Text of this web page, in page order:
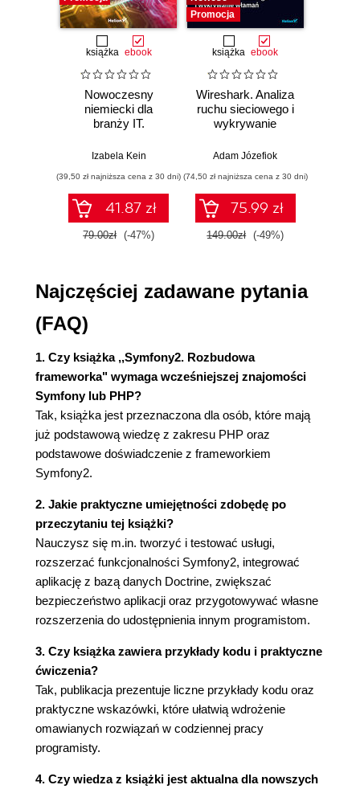
Rozdział 2. Polecenia i szablony (33)
Polecenia (33)
Początkowa sytuacja (33)
(34)
Testowanie polecenia (37)
Twig (40)
Zarządzanie skryptami (41)
Testowanie rozszerzenia Twig (43)
Filtr różnicy czasowej (44)
Podsumowanie (45)
Element wejściowy dla współrzędnych
Podstawowa konfiguracja (49)
Przekształcanie danych (54)
Formularze wykorzystujące dane użytkowników
(56)
O krok dalej (57)
Początkowa konfiguracja (58)
Dodawanie i usuwanie pól (60)
Podsumowanie (62)
Rozdział 4. Bezpieczeństwo (63)
Uwierzytelnianie (63)
Proste uwierzytelnianie OAuth poprzez
GitHub (64)
Autoryzacja (74)
Votery (75)
Adnotacje (80)
Zabezpieczanie API - przykład (85)
Podsumowanie (87)
Rozdział 5. Doctrine (89)
Tworzenie własnych typów danych (89)
Miejsce przebywania użytkowników i miejsca
spotkań (89)
Własne funkcje DQL (93)
książka ebook
Nowoczesny
niemiecki dla
branży IT.
przykłady i
Izabela Kein
(39,50 zł najniższa cena z 30 dni)
41.87 zł
79.00zł (-47%)
Promocja
książka ebook
Wireshark. Analiza
ruchu sieciowego i
wykrywanie
Adam Józefiok
(74,50 zł najniższa cena z 30 dni)
75.99 zł
149.00zł (-49%)
Najczęściej zadawane pytania
(FAQ)
1. Czy książka ,,Symfony2. Rozbudowa
frameworka" wymaga wcześniejszej znajomości
Symfony lub PHP?
Tak, książka jest przeznaczona dla osób, które mają
już podstawową wiedzę z zakresu PHP oraz
podstawowe doświadczenie z frameworkiem
Symfony2.
2. Jakie praktyczne umiejętności zdobędę po
przeczytaniu tej książki?
Nauczysz się m.in. tworzyć i testować usługi,
rozszerzać funkcjonalności Symfony2, integrować
aplikację z bazą danych Doctrine, zwiększać
bezpieczeństwo aplikacji oraz przygotowywać własne
rozszerzenia do udostępnienia innym programistom.
3. Czy książka zawiera przykłady kodu i praktyczne
ćwiczenia?
Tak, publikacja prezentuje liczne przykłady kodu oraz
praktyczne wskazówki, które ułatwią wdrożenie
omawianych rozwiązań w codziennej pracy
programisty.
4. Czy wiedza z książki jest aktualna dla nowszych